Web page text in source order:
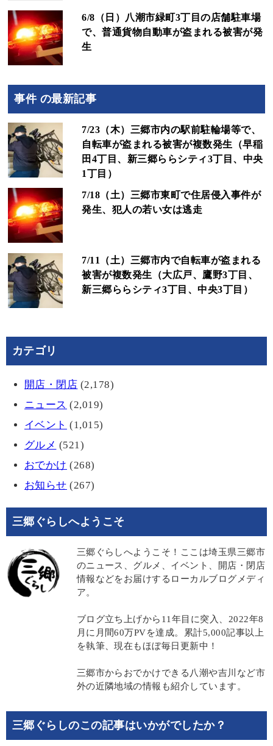
6/8（日）八潮市緑町3丁目の店舗駐車場
で、普通貨物自動車が盗まれる被害が発
生
事件 の最新記事
7/23（木）三郷市内の駅前駐輪場等で、
自転車が盗まれる被害が複数発生（早稲
田4丁目、新三郷ららシティ3丁目、中央
1丁目）
7/18（土）三郷市東町で住居侵入事件が
発生、犯人の若い女は逃走
7/11（土）三郷市内で自転車が盗まれる
被害が複数発生（大広戸、鷹野3丁目、
新三郷ららシティ3丁目、中央3丁目）
カテゴリ
開店・閉店 (2,178)
ニュース (2,019)
イベント (1,015)
グルメ (521)
おでかけ (268)
お知らせ (267)
三郷ぐらしへようこそ
三郷ぐらしへようこそ！ここは埼玉県三郷市
のニュース、グルメ、イベント、開店・閉店
情報などをお届けするローカルブログメディ
ア。
ブログ立ち上げから11年目に突入、2022年8
月に月間60万PVを達成。累計5,000記事以上
を執筆、現在もほぼ毎日更新中！
三郷市からおでかけできる八潮や吉川など市
外の近隣地域の情報も紹介しています。
三郷ぐらしのこの記事はいかがでしたか？